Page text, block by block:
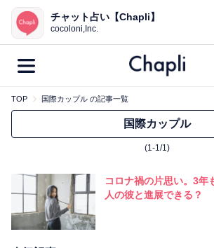
鑑定記事・占い師検索
最新記事一覧
カテゴリー別
鑑定
チャット占い【Chapli】
cocoloni,Inc.
TOP 国際カップル の記事一覧
国際カップル
(1-1/1)
コロナ禍の片思い。3年
人の彼と進展できる？